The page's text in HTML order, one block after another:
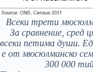
Всеки трети
За сравнение, сред
всеки петима души.
е от мюсюлманско
300 000